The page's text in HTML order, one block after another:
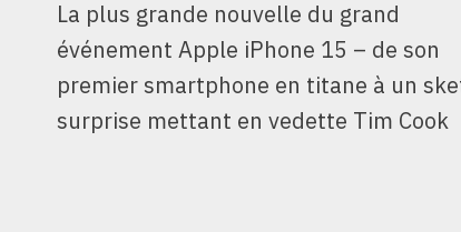
DE
L’ARTICLE
La plus grande nouvelle du grand
événement Apple iPhone 15 – de son
premier smartphone en titane à un
surprise mettant en vedette Tim Cook